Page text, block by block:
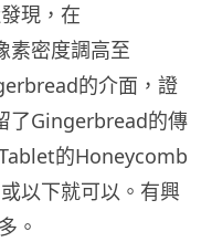
現，在
素密度調高至
的介面，證
了Gingerbread的傳
的Honeycomb
以下就可以。有興
。